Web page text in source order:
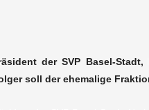
der SVP Basel-
soll der ehemalige